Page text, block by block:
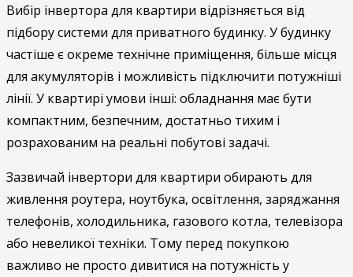
Вибір інвертора для квартири відрізняється від
підбору системи для приватного будинку. У будинку
частіше є окреме технічне приміщення, більше місця
для акумуляторів і можливість підключити потужніші
лінії. У квартирі умови інші: обладнання має бути
компактним, безпечним, достатньо тихим і
розрахованим на реальні побутові задачі.
Зазвичай інвертори для квартири обирають для
живлення роутера, ноутбука, освітлення, заряджання
телефонів, холодильника, газового котла, телевізора
або невеликої техніки. Тому перед покупкою
важливо не просто дивитися на потужність у